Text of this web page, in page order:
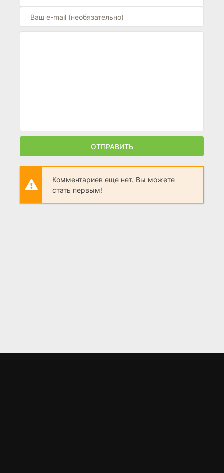
ОТПРАВИТЬ
Комментариев еще нет. Вы можете
стать первым!